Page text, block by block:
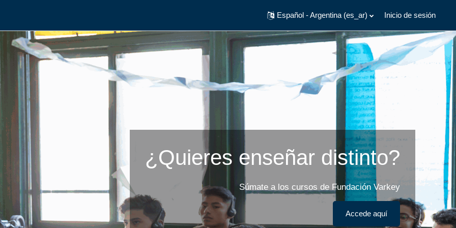
Español - Argentina ‎(es_ar)‎ Inicio de sesión
¿Quieres enseñar distinto?
Súmate a los cursos de Fundación Varkey
Accede aquí